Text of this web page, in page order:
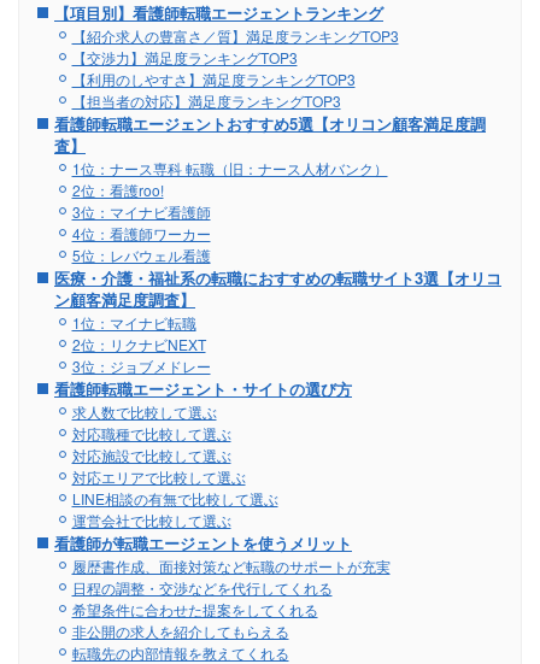
【項目別】看護師転職エージェントランキング
【紹介求人の豊富さ／質】満足度ランキングTOP3
【交渉力】満足度ランキングTOP3
【利用のしやすさ】満足度ランキングTOP3
【担当者の対応】満足度ランキングTOP3
看護師転職エージェントおすすめ5選【オリコン顧客満足度調
査】
1位：ナース専科 転職（旧：ナース人材バンク）
2位：看護roo!
3位：マイナビ看護師
4位：看護師ワーカー
5位：レバウェル看護
医療・介護・福祉系の転職におすすめの転職サイト3選【オリコ
ン顧客満足度調査】
1位：マイナビ転職
2位：リクナビNEXT
3位：ジョブメドレー
看護師転職エージェント・サイトの選び方
求人数で比較して選ぶ
対応職種で比較して選ぶ
対応施設で比較して選ぶ
対応エリアで比較して選ぶ
LINE相談の有無で比較して選ぶ
運営会社で比較して選ぶ
看護師が転職エージェントを使うメリット
履歴書作成、面接対策など転職のサポートが充実
日程の調整・交渉などを代行してくれる
希望条件に合わせた提案をしてくれる
非公開の求人を紹介してもらえる
転職先の内部情報を教えてくれる